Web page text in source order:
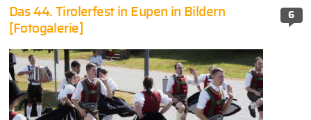
6
Das 44. Tirolerfest in Eupen in Bildern
[Fotogalerie]